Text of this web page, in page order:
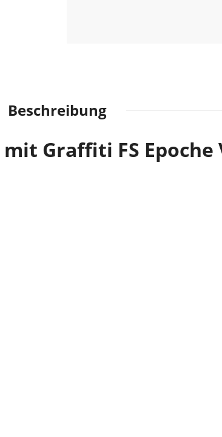
Beschreibung
Graffiti FS Epoche